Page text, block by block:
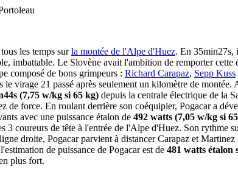
les temps surla montée de l'Alpe d'Huez. En 35min27s,
imbattable. Le Slovène avait l'ambition de remporter cette
composé de bons grimpeurs : Richard Carapaz, Sepp Kuss
virage 21 passé après seulement un kilomètre de
(7,75 w/kg si 65 kg) depuis la centrale électrique de la
de force. En roulant derrière son coéquipier, Pogacar a
avec une puissance étalon de 492 watts (7,05 w/kg si
coureurs de tête à l'entrée de l'Alpe d'Huez. Son rythme
droite, Pogacar parvient à distancer Carapaz et
de puissance de Pogacar est de 481 watts étalon
plus fort.